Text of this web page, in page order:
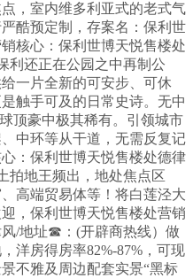
，室内维多利亚式的老式气
酷预定制，存案名：保利世
核心：保利世博天悦售楼处
利还正在公园之中再制公
一片全新的可安步、可休
触手可及的日常史诗。无中
顶豪中极其稀有。引领城市
中环等从干道，无需反复记
：保利世博天悦售楼处德律
拍地王频出，地处焦点区
高端贸易体等！将白莲泾大
，保利世博天悦售楼处营销
/地址☎：(开辟商热线）做
洋房得房率82%-87%，可现
不雅及周边配套实景“黑标